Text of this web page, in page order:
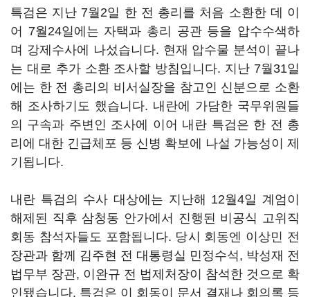
특검은 지난 7월2일 한 전 총리를 처음 소환한 데 이
어 7월24일에는 자택과 총리 공관 등을 압수수색하
며 강제수사에 나섰습니다. 현재 압수물 분석이 끝나
는 대로 추가 소환 조사할 방침입니다. 지난 7월31일
에는 한 전 총리의 비서실장을 참고인 신분으로 소환
해 조사하기도 했습니다. 내란에 가담한 국무위원들
의 구속과 주변인 조사에 이어 내란 특검은 한 전 총
리에 대한 긴급체포 등 신병 확보에 나설 가능성이 제
기됩니다.
내란 특검의 수사 대상에는 지난해 12월4일 계엄이
해제된 직후 삼청동 안가에서 진행된 비공식 고위직
회동 참석자들도 포함됩니다. 당시 회동엔 이상민 전
장관과 함께 김주현 전 대통령실 민정수석, 박성재 전
법무부 장관, 이완규 전 법제처장이 참석한 것으로 확
인됐습니다. 특검은 이 회동이 문서 결재나 회의록 등